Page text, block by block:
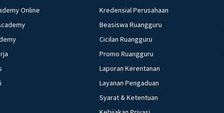
Online
Kredensial Perusahaan
Beasiswa Ruangguru
Cicilan Ruangguru
Promo Ruangguru
Laporan Kerentanan
Layanan Pengaduan
Syarat & Ketentuan